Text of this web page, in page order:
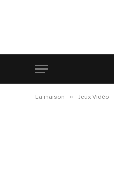
La maison » Jeux Vidéo